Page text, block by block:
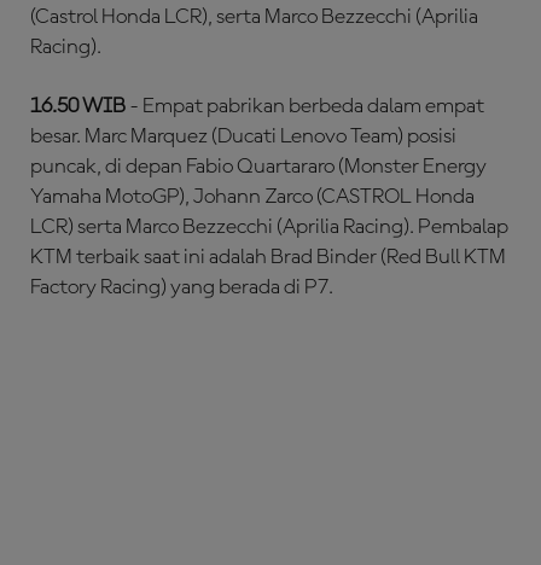
(Castrol Honda LCR), serta Marco Bezzecchi (Aprilia
Racing).
16.50 WIB - Empat pabrikan berbeda dalam empat
besar. Marc Marquez (Ducati Lenovo Team) posisi
puncak, di depan Fabio Quartararo (Monster Energy
Yamaha MotoGP), Johann Zarco (CASTROL Honda
LCR) serta Marco Bezzecchi (Aprilia Racing). Pembalap
KTM terbaik saat ini adalah Brad Binder (Red Bull KTM
Factory Racing) yang berada di P7.